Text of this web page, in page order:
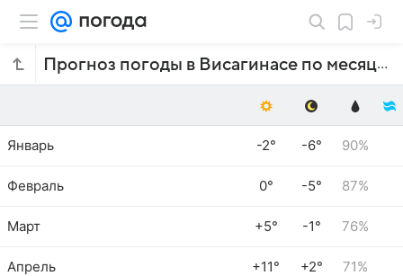
Прогноз погоды в Висагинасе по месяцам
Январь -2° -6° 90%
Февраль 0° -5° 87%
Март +5° -1° 76%
Апрель +11° +2° 71%